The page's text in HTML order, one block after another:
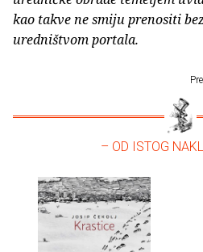
kao takve ne smiju prenositi
uredništvom portala.
– OD ISTOG